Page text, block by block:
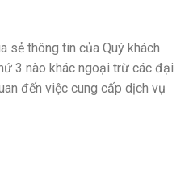
sẻ thông tin của Quý khách
3 nào khác ngoại trừ các đại
đến việc cung cấp dịch vụ